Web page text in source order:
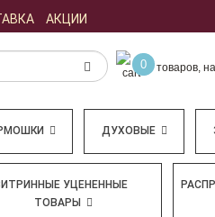
АКЦИИ
0 товаров,
ДУХОВЫЕ
УЦЕНЕННЫЕ
ТОВАРЫ